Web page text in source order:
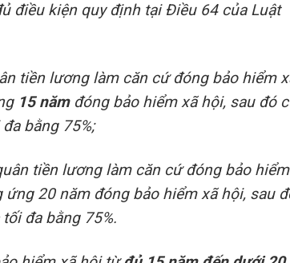
điều kiện quy định tại Điều 64 của Luật
tiền lương làm căn cứ đóng bảo hiểm
15 năm đóng bảo hiểm xã hội, sau đó
bằng 75%;
tiền lương làm căn cứ đóng bảo hiểm
20 năm đóng bảo hiểm xã hội, sau
đa bằng 75%.